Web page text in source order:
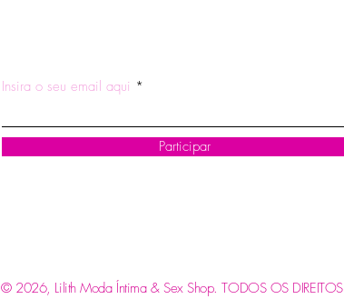
Insira o seu email aqui
Participar
© 2026, Lilith Moda Íntima & Sex Shop. TODOS OS DIREITOS